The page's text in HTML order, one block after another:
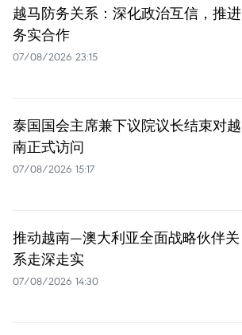
越马防务关系：深化政治互信，推进
务实合作
07/08/2026 23:15
泰国国会主席兼下议院议长结束对越
南正式访问
07/08/2026 15:17
推动越南—澳大利亚全面战略伙伴关
系走深走实
07/08/2026 14:30